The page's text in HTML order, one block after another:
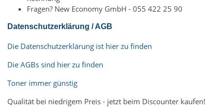
Fragen? New Economy GmbH - 055 422 25 90
Datenschutzerklärung / AGB
Die Datenschutzerklärung ist hier zu finden
Die AGBs sind hier zu finden
Toner immer günstig
Qualität bei niedrigem Preis - jetzt beim Discounter kaufen!